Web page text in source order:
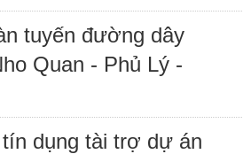
tuyến đường dây
Quan - Phủ Lý -
dụng tài trợ dự án